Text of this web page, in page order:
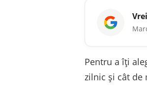
Vrei
Pentru a îți
zilnic și cât de